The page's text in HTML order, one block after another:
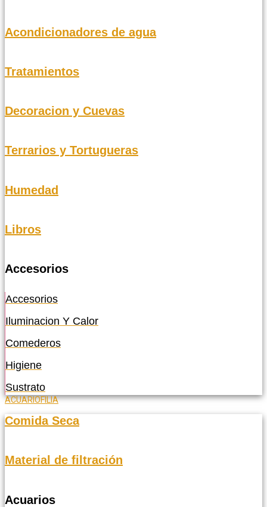
Acondicionadores de agua
Tratamientos
Decoracion y Cuevas
Terrarios y Tortugueras
Humedad
Libros
Accesorios
Accesorios
Iluminacion Y Calor
Comederos
Higiene
Sustrato
ACUARIOFILIA
Comida Seca
Material de filtración
Acuarios